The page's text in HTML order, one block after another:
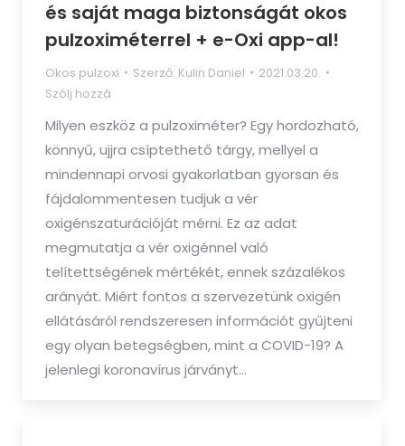
és saját maga biztonságát okos
pulzoximéterrel + e-Oxi app-al!
Okos pulzoxi Szerző: Kulin Daniel
2021.03.20.
Szólj hozzá
Milyen eszköz a pulzoximéter? Egy hordozható,
könnyű, ujjra csíptethető tárgy, mellyel a
mindennapi orvosi gyakorlatban gyorsan és
fájdalommentesen tudjuk a vér
oxigénszaturációját mérni. Ez az adat
megmutatja a vér oxigénnel való
telítettségének mértékét, ennek százalékos
arányát. Miért fontos a szervezetünk oxigén
ellátásáról rendszeresen információt gyűjteni
egy olyan betegségben, mint a COVID-19? A
jelenlegi koronavírus járványt…